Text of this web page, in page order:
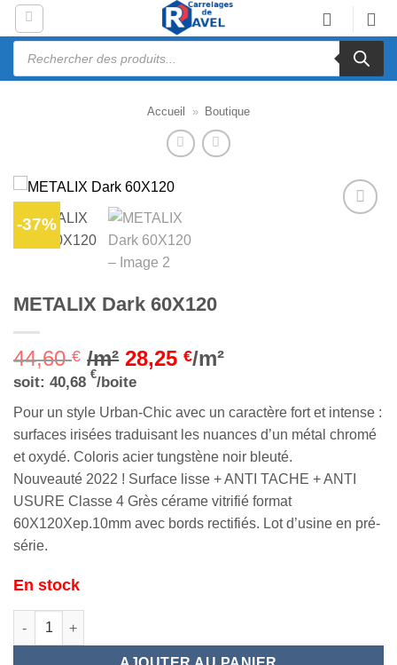
Passer
contenu
Recherche
Accueil » Boutique
-37%
METALIX Dark 60X120
44,60€ /m² 28,25€/m²
soit: 40,68 €/boite
Pour un style Urban-Chic avec un caractère fort et intense :
surfaces irisées traduisant les nuances d’un métal chromé
et oxydé. Coloris acier tungstène noir bleuté.
Nouveauté 2022 ! Surface lisse + ANTI TACHE + ANTI
USURE Classe 4 Grès cérame vitrifié format
60X120Xep.10mm avec bords rectifiés. Lot d’usine en pré-
série.
En stock
quantité de METALIX Dark 60X120